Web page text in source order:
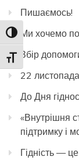
Toggle High
Toggle Font size
Пишаємось!
Ми хочемо
Збір
22
До Дня
«Внутрішня
підтримку і
Гідність —